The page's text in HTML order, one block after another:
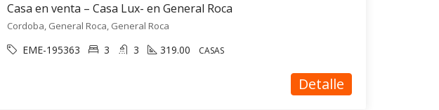
Casa en venta – Casa Lux- en General Roca
Cordoba, General Roca, General Roca
EME-195363 3 3 319.00 CASAS
Detalle